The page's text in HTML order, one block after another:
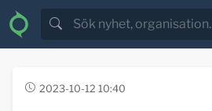
2023-10-12 10:40